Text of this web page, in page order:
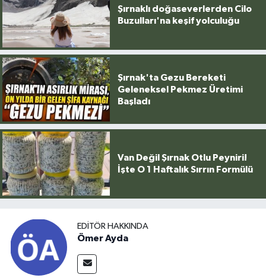
Şırnaklı doğaseverlerden Cilo
Buzulları'na keşif yolculuğu
Şırnak'ta Gezu Bereketi
Geleneksel Pekmez Üretimi
Başladı
Van Değil Şırnak Otlu Peyniri!
İşte O 1 Haftalık Sırrın Formülü
EDITÖR HAKKINDA
Ömer Ayda